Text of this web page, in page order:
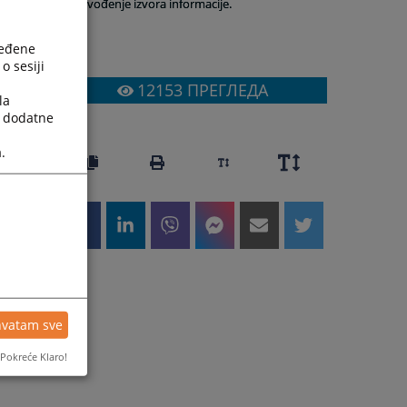
navođenje izvora informacije.
12153 ПРЕГЛЕДА
sesiji
sve
Pokreće Klaro!